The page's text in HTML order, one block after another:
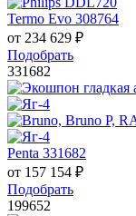
Termo Evo 308764
от 234 629 ₽
Подобрать
331682
Penta 331682
от 157 154 ₽
Подобрать
199652